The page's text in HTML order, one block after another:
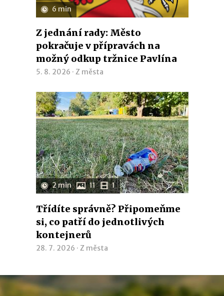
6 min
Z jednání rady: Město
pokračuje v přípravách na
možný odkup tržnice Pavlína
5. 8. 2026 · Z města
2 min 11 1
Třídíte správně? Připomeňme
si, co patří do jednotlivých
kontejnerů
28. 7. 2026 · Z města